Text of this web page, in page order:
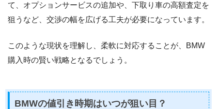
て、オプションサービスの追加や、下取り車の高額査定を
狙うなど、交渉の幅を広げる工夫が必要になっています。
このような現状を理解し、柔軟に対応することが、BMW
購入時の賢い戦略となるでしょう。
BMWの値引き時期はいつが狙い目？